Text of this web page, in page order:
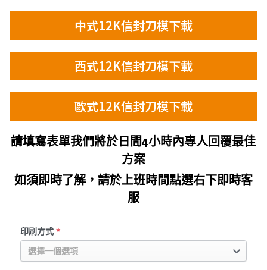
中式12K信封刀模下載
西式12K信封刀模下載
歐式12K信封刀模下載
請填寫表單我們將於日間4小時內專人回覆最佳
方案
如須即時了解，請於上班時間點選右下即時客
服
印刷方式*
選擇一個選項